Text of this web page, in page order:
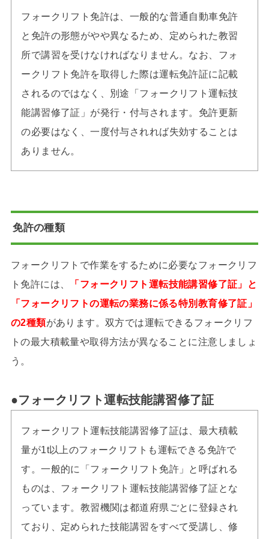
フォークリフト免許は、一般的な普通自動車免許
と免許の形態がやや異なるため、定められた教習
所で講習を受けなければなりません。なお、フォ
ークリフト免許を取得した際は運転免許証に記載
されるのではなく、別途「フォークリフト運転技
能講習修了証」が発行・付与されます。免許更新
の必要はなく、一度付与されれば失効することは
ありません。
免許の種類
フォークリフトで作業をするために必要なフォークリフ
ト免許には、
「フォークリフト運転技能講習修了証」と
「フォークリフトの運転の業務に係る特別教育修了証」
の2種類があります。双方では運転できるフォークリフ
トの最大積載量や取得方法が異なることに注意しましょ
う。
●フォークリフト運転技能講習修了証
フォークリフト運転技能講習修了証は、最大積載
量が1t以上のフォークリフトも運転できる免許で
す。一般的に「フォークリフト免許」と呼ばれる
ものは、フォークリフト運転技能講習修了証とな
っています。教習機関は都道府県ごとに登録され
ており、定められた技能講習をすべて受講し、修